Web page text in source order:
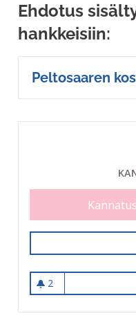
Ehdotus
hankkeisiin:
Peltosaaren
2
2 seuraajaa